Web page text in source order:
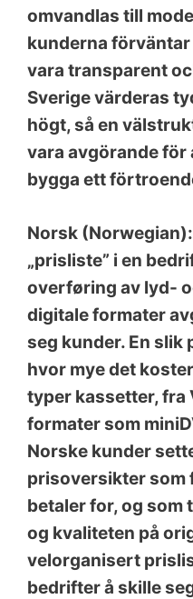
omvandlas till
kunderna
vara transparent
Sverige värderas
högt, så en
vara avgörande för
bygga ett
Norsk
„prisliste” i en
overføring av lyd-
digitale formater
seg kunder. En
hvor mye det
typer kassetter, fra
formater som
Norske kunder
prisoversikter som
betaler for, og som
og kvaliteten på
velorganisert
bedrifter å skille